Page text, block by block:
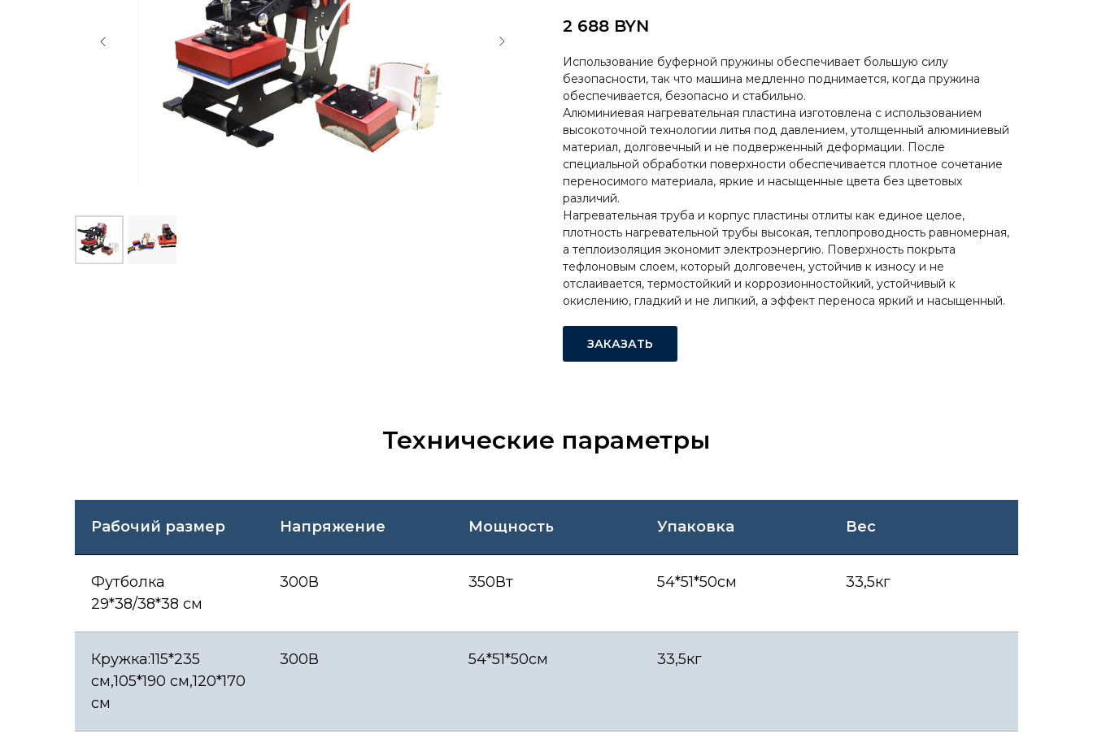
2 688 BYN
Использование буферной пружины обеспечивает большую силу
безопасности, так что машина медленно поднимается, когда пружина
обеспечивается, безопасно и стабильно.
Алюминиевая нагревательная пластина изготовлена с использованием
высокоточной технологии литья под давлением, утолщенный алюминиевый
материал, долговечный и не подверженный деформации. После
специальной обработки поверхности обеспечивается плотное сочетание
переносимого материала, яркие и насыщенные цвета без цветовых
различий.
Нагревательная труба и корпус пластины отлиты как единое целое,
плотность нагревательной трубы высокая, теплопроводность равномерная,
а теплоизоляция экономит электроэнергию. Поверхность покрыта
тефлоновым слоем, который долговечен, устойчив к износу и не
отслаивается, термостойкий и коррозионностойкий, устойчивый к
окислению, гладкий и не липкий, а эффект переноса яркий и насыщенный.
ЗАКАЗАТЬ
Технические параметры
Рабочий размер Напряжение Мощность Упаковка Вес
Футболка
29*38/38*38 см
300В 350Вт 54*51*50см 33,5кг
Кружка:115*235
см,105*190 см,120*170
см
300В 54*51*50см 33,5кг